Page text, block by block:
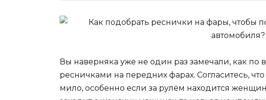
Вы наверняка уже не один раз замечали, как по
ресничками на передних фарах. Согласитесь,
мило, особенно если за рулём находится